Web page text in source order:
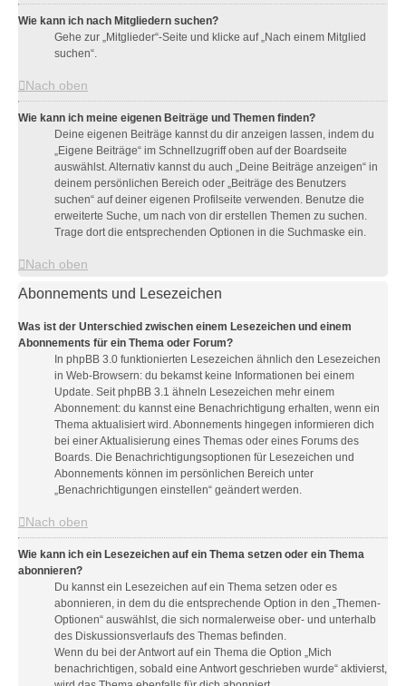
Wie kann ich nach Mitgliedern suchen?
Gehe zur „Mitglieder“-Seite und klicke auf „Nach einem Mitglied
suchen“.
Nach oben
Wie kann ich meine eigenen Beiträge und Themen finden?
Deine eigenen Beiträge kannst du dir anzeigen lassen, indem du
„Eigene Beiträge“ im Schnellzugriff oben auf der Boardseite
auswählst. Alternativ kannst du auch „Deine Beiträge anzeigen“ in
deinem persönlichen Bereich oder „Beiträge des Benutzers
suchen“ auf deiner eigenen Profilseite verwenden. Benutze die
erweiterte Suche, um nach von dir erstellen Themen zu suchen.
Trage dort die entsprechenden Optionen in die Suchmaske ein.
Nach oben
Abonnements und Lesezeichen
Was ist der Unterschied zwischen einem Lesezeichen und einem
Abonnements für ein Thema oder Forum?
In phpBB 3.0 funktionierten Lesezeichen ähnlich den Lesezeichen
in Web-Browsern: du bekamst keine Informationen bei einem
Update. Seit phpBB 3.1 ähneln Lesezeichen mehr einem
Abonnement: du kannst eine Benachrichtigung erhalten, wenn ein
Thema aktualisiert wird. Abonnements hingegen informieren dich
bei einer Aktualisierung eines Themas oder eines Forums des
Boards. Die Benachrichtigungsoptionen für Lesezeichen und
Abonnements können im persönlichen Bereich unter
„Benachrichtigungen einstellen“ geändert werden.
Nach oben
Wie kann ich ein Lesezeichen auf ein Thema setzen oder ein Thema
abonnieren?
Du kannst ein Lesezeichen auf ein Thema setzen oder es
abonnieren, in dem du die entsprechende Option in den „Themen-
Optionen“ auswählst, die sich normalerweise ober- und unterhalb
des Diskussionsverlaufs des Themas befinden.
Wenn du bei der Antwort auf ein Thema die Option „Mich
benachrichtigen, sobald eine Antwort geschrieben wurde“ aktivierst,